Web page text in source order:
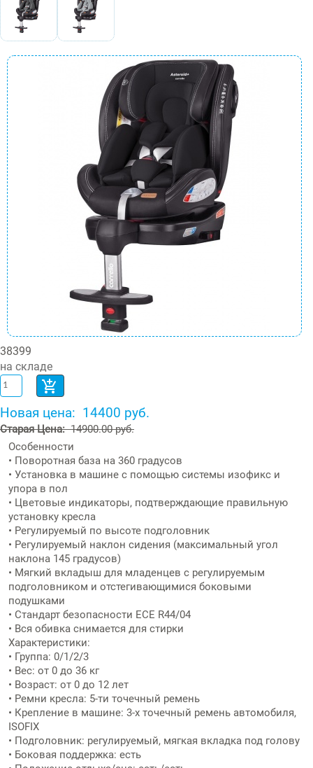
38399
на складе
Новая цена: 14400 руб.
Старая Цена:14900.00 руб.
Особенности
• Поворотная база на 360 градусов
• Установка в машине с помощью системы изофикс и
упора в пол
• Цветовые индикаторы, подтверждающие правильную
установку кресла
• Регулируемый по высоте подголовник
• Регулируемый наклон сидения (максимальный угол
наклона 145 градусов)
• Мягкий вкладыш для младенцев с регулируемым
подголовником и отстегивающимися боковыми
подушками
• Стандарт безопасности ECE R44/04
• Вся обивка снимается для стирки
Характеристики:
• Группа: 0/1/2/3
• Вес: от 0 до 36 кг
• Возраст: от 0 до 12 лет
• Ремни кресла: 5-ти точечный ремень
• Крепление в машине: 3-х точечный ремень автомобиля,
ISOFIX
• Подголовник: регулируемый, мягкая вкладка под голову
• Боковая поддержка: есть